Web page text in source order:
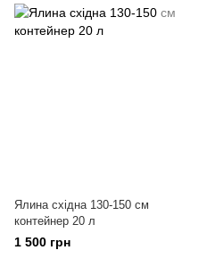
Ялина східна 130-150 см
контейнер 20 л
1 500 грн